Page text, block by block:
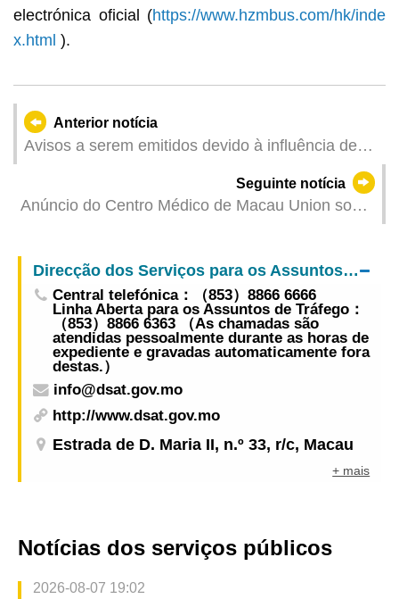
electrónica oficial (https://www.hzmbus.com/hk/inde
x.html ).
Anterior notícia
Avisos a serem emitidos devido à influência de
Seguinte notícia
Anúncio do Centro Médico de Macau Union sobre
substituição do sinal n.º 8 de tempestade tropical
por um sinal de grau inferior
Direcção dos Serviços para os Assuntos de Tráfego
Central telefónica：（853）8866 6666
Linha Aberta para os Assuntos de Tráfego：
（853）8866 6363 （As chamadas são
atendidas pessoalmente durante as horas de
expediente e gravadas automaticamente fora
destas.）
info@dsat.gov.mo
http://www.dsat.gov.mo
Estrada de D. Maria II, n.º 33, r/c, Macau
+ mais
Notícias dos serviços públicos
2026-08-07 19:02